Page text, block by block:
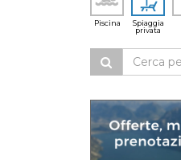
Piscina
Spiaggia
privata